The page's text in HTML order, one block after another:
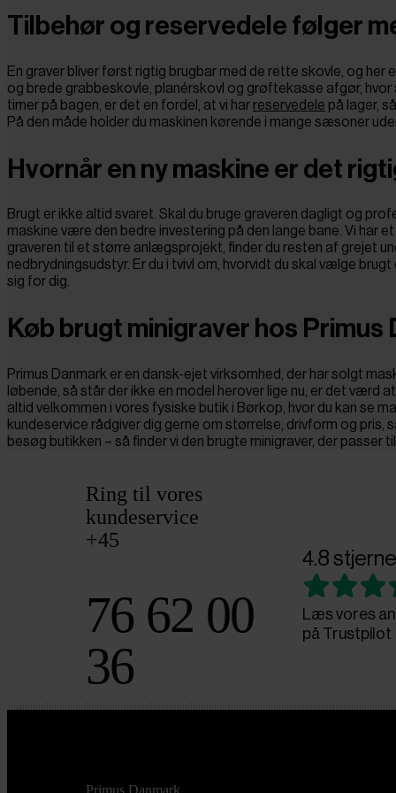
Tilbehør og reservedele følger
En graver bliver først rigtig brugbar med de rette skovle, og
og brede grabbeskovle, planérskovl og grøftekasse afgør, hvor
timer på bagen, er det en fordel, at vi har reservedele på lager,
På den måde holder du maskinen kørende i mange sæsoner
Hvornår en ny maskine er det
Brugt er ikke altid svaret. Skal du bruge graveren dagligt og
maskine være den bedre investering på den lange bane. Vi har
graveren til et større anlægsprojekt, finder du resten af grejet
nedbrydningsudstyr. Er du i tvivl om, hvorvidt du skal vælge
sig for dig.
Køb brugt minigraver hos Primus
Primus Danmark er en dansk-ejet virksomhed, der har solgt
løbende, så står der ikke en model herover lige nu, er det værd
altid velkommen i vores fysiske butik i Børkop, hvor du kan se
kundeservice rådgiver dig gerne om størrelse, drivform og pris,
besøg butikken – så finder vi den brugte minigraver, der passer
Ring til vores
kundeservice
+45
76 62 00
36
4.8
Læs vores
på Trustpilot